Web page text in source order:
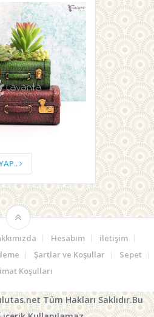
Hesabım
iletişim
Şartlar ve Koşullar
Sepet
Koşulları
Tüm Hakları Saklıdır.Bu